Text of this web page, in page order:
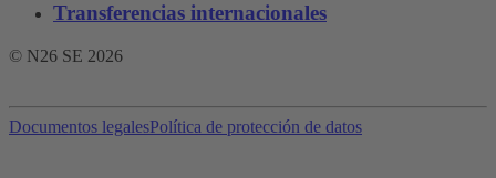
Transferencias internacionales
© N26 SE 2026
Documentos legalesPolítica de protección de datos